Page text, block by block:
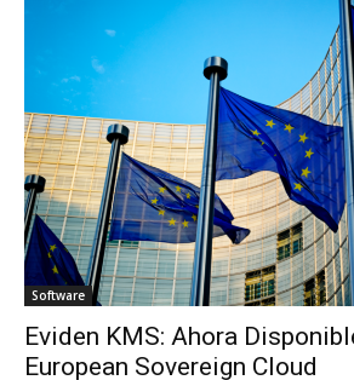
Software
Eviden KMS: Ahora
European Sovereign Cloud